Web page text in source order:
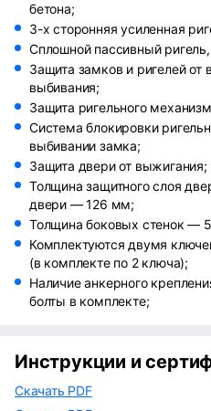
бетона;
3-х сторонняя усиленная
Сплошной пассивный
Защита замков и ригелей
выбивания;
Защита ригельного
Система блокировки
выбивании замка;
Защита двери от выжигания;
Толщина защитного слоя
двери — 126 мм;
Толщина боковых стенок —
Комплектуются двумя
(в комплекте по 2 ключа);
Наличие анкерного
болты в комплекте;
Инструкции и
Скачать PDF